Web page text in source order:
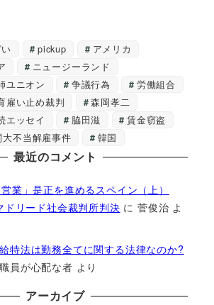
pickup
アメリカ
ニュージーランド
ユニオン
争議行為
労働組合
雇い止め裁判
森岡孝二
エッセイ
脇田滋
賃金窃盗
大不当解雇事件 韓国
最近のコメント
業」是正を進めるスペイン（上）
リード社会裁判所判決 に菅俊治 よ
特法は勤務全てに関する法律なのか?
員が心配な者 より
アーカイブ